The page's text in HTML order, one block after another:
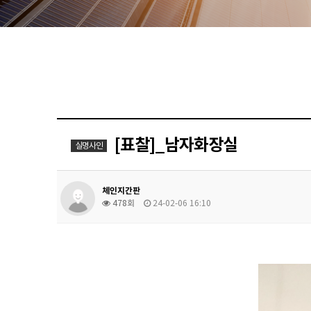
실명사인 [표찰]_남자화장실
체인지간판
478회
24-02-06 16:10